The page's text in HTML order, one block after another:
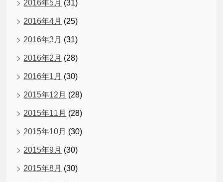
2016年5月 (31)
2016年4月 (25)
2016年3月 (31)
2016年2月 (28)
2016年1月 (30)
2015年12月 (28)
2015年11月 (28)
2015年10月 (30)
2015年9月 (30)
2015年8月 (30)